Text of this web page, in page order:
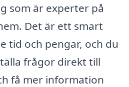
som är experter på
Det är ett smart
tid och pengar, och du
frågor direkt till
få mer information